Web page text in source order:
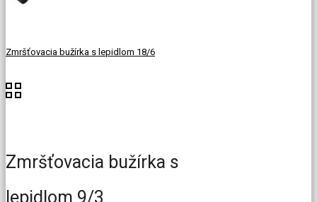
Zmršťovacia bužírka s lepidlom 18/6
Zmršťovacia bužírka s
lepidlom 9/3